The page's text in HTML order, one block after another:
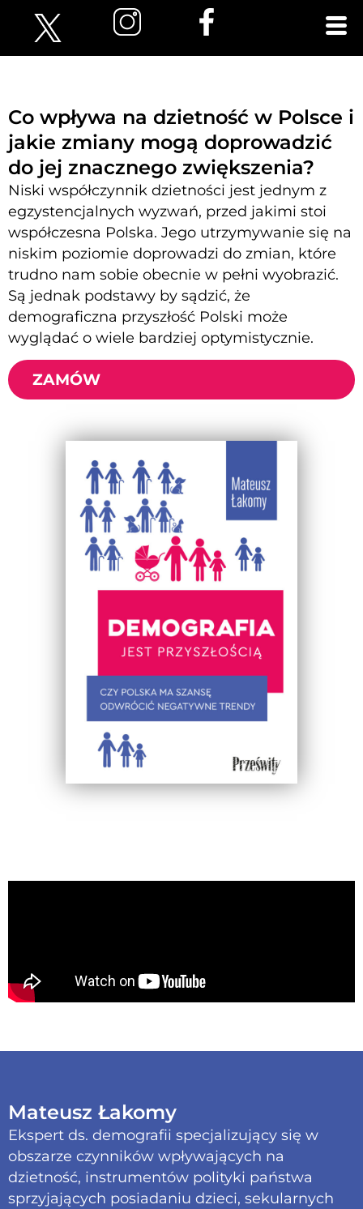
Co wpływa na dzietność w Polsce i
jakie zmiany mogą doprowadzić
do jej znacznego zwiększenia?
Niski współczynnik dzietności jest jednym z
egzystencjalnych wyzwań, przed jakimi stoi
współczesna Polska. Jego utrzymywanie się na
niskim poziomie doprowadzi do zmian, które
trudno nam sobie obecnie w pełni wyobrazić.
Są jednak podstawy by sądzić, że
demograficzna przyszłość Polski może
wyglądać o wiele bardziej optymistycznie.
ZAMÓW
Mateusz Łakomy
Ekspert ds. demografii specjalizujący się w
obszarze czynników wpływających na
dzietność, instrumentów polityki państwa
sprzyjających posiadaniu dzieci, sekularnych